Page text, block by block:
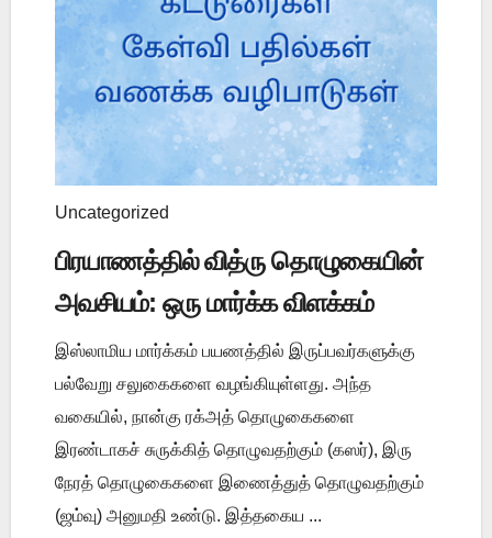
Uncategorized
பிரயாணத்தில் வித்ரு தொழுகையின்
அவசியம்: ஒரு மார்க்க விளக்கம்
இஸ்லாமிய மார்க்கம் பயணத்தில் இருப்பவர்களுக்கு
பல்வேறு சலுகைகளை வழங்கியுள்ளது. அந்த
வகையில், நான்கு ரக்அத் தொழுகைகளை
இரண்டாகச் சுருக்கித் தொழுவதற்கும் (கஸர்), இரு
நேரத் தொழுகைகளை இணைத்துத் தொழுவதற்கும்
(ஜம்வு) அனுமதி உண்டு. இத்தகைய ...